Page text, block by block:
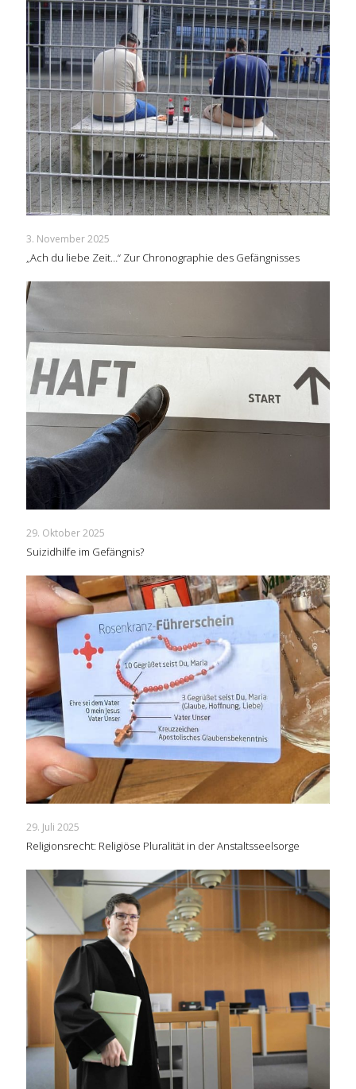
3. November 2025
„Ach du liebe Zeit…“ Zur Chronographie des Gefängnisses
29. Oktober 2025
Suizidhilfe im Gefängnis?
29. Juli 2025
Religionsrecht: Religiöse Pluralität in der Anstaltsseelsorge